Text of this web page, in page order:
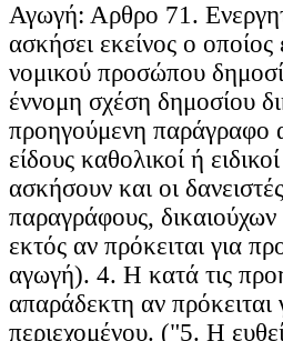
Αγωγή: Αρθρο 71.
ασκήσει εκείνος ο
νομικού προσώπου
έννομη σχέση δημοσίου
προηγούμενη παράγραφο
είδους καθολικοί ή
ασκήσουν και οι
παραγράφους, δικαιούχων
εκτός αν πρόκειται για
αγωγή). 4. Η κατά τις
απαράδεκτη αν πρόκειται
περιεχομένου. ("5. Η